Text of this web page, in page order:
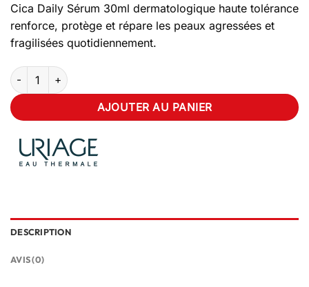
Cica Daily Sérum 30ml dermatologique haute tolérance
renforce, protège et répare les peaux agressées et
fragilisées quotidiennement.
quantité de Uriage Bariéderm Cica Daily Sérum 30ml
AJOUTER AU PANIER
DESCRIPTION
AVIS (0)